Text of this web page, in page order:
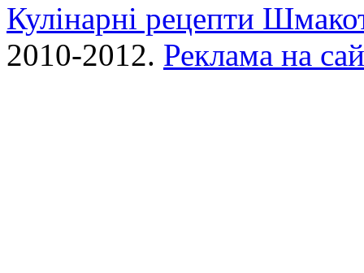
Кулінарні рецепти
2010-2012. Реклама на